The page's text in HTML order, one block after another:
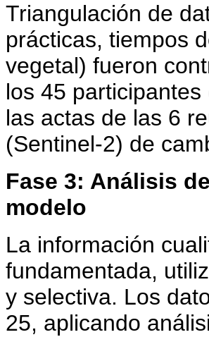
Triangulación de
prácticas, tiempos
vegetal) fueron
los 45
las actas de las 6
(Sentinel-2) de
Fase 3: Análisis
modelo
La información
fundamentada,
y selectiva. Los
25, aplicando